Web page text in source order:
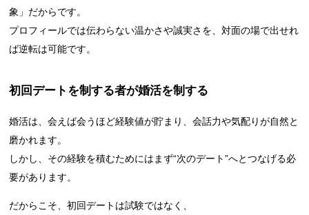
象」だからです。
プロフィールでは伝わらない温かさや誠実さを、対面の場で出せれ
ば逆転は可能です。
初回デートを制する者が婚活を制する
婚活は、会えば会うほど経験値が貯まり、会話力や気配りが自然と
磨かれます。
しかし、その経験を積むためにはまず“次のデート”へとつなげる必
要があります。
だからこそ、初回デートは試験ではなく、